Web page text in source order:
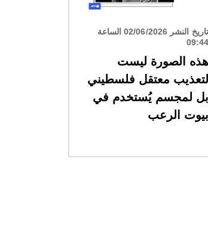
تاريخ النشر 02/06/2026 الساعة
09:44
هذه الصورة ليست
لتعذيب معتقل فلسطيني
بل لمجسم يُستخدم في
بيوت الرعب